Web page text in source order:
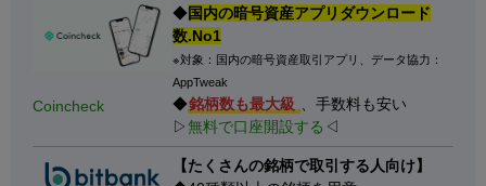
Coincheck
◆国内の暗号資産アプリダウンロード
数.No1
※対象：国内の暗号資産取引アプリ、データ協力：
AppTweak
◆銘柄数も最大級
、手数料も安い
▷無料で口座開設する ◁
【たくさんの銘柄で取引する人向け】